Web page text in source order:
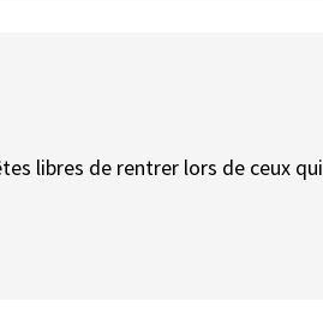
libres de rentrer lors de ceux qui